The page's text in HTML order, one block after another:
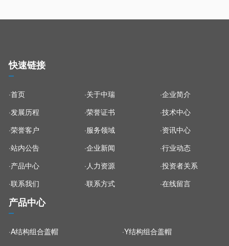
快速链接
·首页 ·关于中瑞
·企业简介
·发展历程
·荣誉证书
·技术中心
·荣誉客户
·服务领域
·资讯中心
·站内公告
·企业新闻
·行业动态
·产品中心
·人力资源
·投资者关系
·联系我们
·联系方式 ·在线留言
产品中心
·A结构组合盖帽
·Y结构组合盖帽